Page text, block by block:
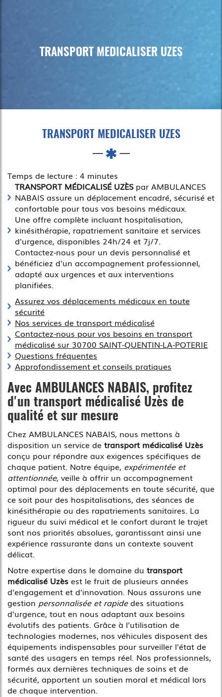
TRANSPORT MEDICALISER UZES
TRANSPORT MEDICALISER UZES
Temps de lecture : 4 minutes
TRANSPORT MÉDICALISÉ UZÈSpar AMBULANCES
NABAIS assure un déplacement encadré, sécurisé et
confortable pour tous vos besoins médicaux.
Une offre complète incluant hospitalisation,
kinésithérapie, rapatriement sanitaire et services
d'urgence, disponibles 24h/24 et 7j/7.
Contactez-nous pour un devis personnalisé et
bénéficiez d'un accompagnement professionnel,
adapté aux urgences et aux interventions
planifiées.
Assurez vos déplacements médicaux en toute
sécurité
Nos services de transport médicalisé
Contactez-nous pour vos besoins en transport
médicalisé sur 30700 SAINT-QUENTIN-LA-POTERIE
Questions fréquentes
Approfondissement et conseils pratiques
Avec AMBULANCES NABAIS, profitez
d'un transport médicalisé Uzès de
qualité et sur mesure
Chez AMBULANCES NABAIS, nous mettons à
disposition un service de transport médicalisé Uzès
conçu pour répondre aux exigences spécifiques de
chaque patient. Notre équipe, expérimentée et
attentionnée, veille à offrir un accompagnement
optimal pour des déplacements en toute sécurité, que
ce soit pour des hospitalisations, des séances de
kinésithérapie ou des rapatriements sanitaires. La
rigueur du suivi médical et le confort durant le trajet
sont nos priorités absolues, garantissant ainsi une
expérience rassurante dans un contexte souvent
délicat.
Notre expertise dans le domaine du transport
médicalisé Uzès est le fruit de plusieurs années
d'engagement et d'innovation. Nous assurons une
gestion personnalisée et rapidedes situations
d'urgence, tout en nous adaptant aux besoins
évolutifs des patients. Grâce à l'utilisation de
technologies modernes, nos véhicules disposent des
équipements indispensables pour surveiller l'état de
santé des usagers en temps réel. Nos professionnels,
formés aux dernières techniques de soins et de
sécurité, apportent un soutien moral et médical lors
de chaque intervention.